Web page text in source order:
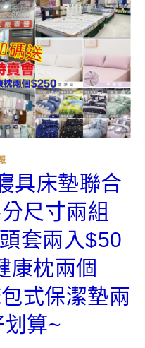
具床墊聯合
尺寸兩組
套兩入$50
康枕兩個
式保潔墊兩
算~